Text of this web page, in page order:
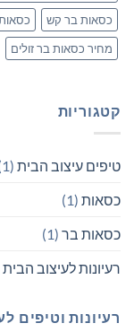
כסאות בר קש
מחיר כסאות בר זולים
קטגוריות
טיפים עיצוב הבית (1)
כסאות (1)
כסאות בר (1)
רעיונות לעיצוב הבית
רעיונות וטיפים